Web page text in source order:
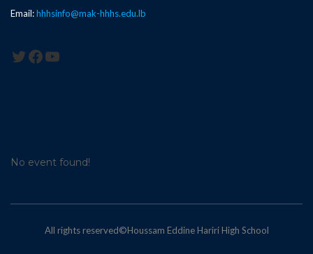
Email:hhhsinfo@mak-hhhs.edu.lb
Twitter
Facebook
YouTube
No event found!
All rights reserved©Houssam Eddine Hariri High School